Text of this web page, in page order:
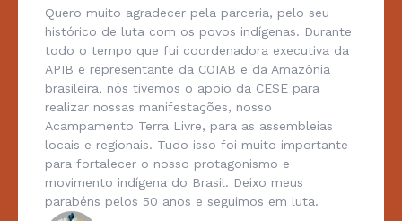
Quero muito agradecer pela parceria, pelo seu
histórico de luta com os povos indígenas. Durante
todo o tempo que fui coordenadora executiva da
APIB e representante da COIAB e da Amazônia
brasileira, nós tivemos o apoio da CESE para
realizar nossas manifestações, nosso
Acampamento Terra Livre, para as assembleias
locais e regionais. Tudo isso foi muito importante
para fortalecer o nosso protagonismo e
movimento indígena do Brasil. Deixo meus
parabéns pelos 50 anos e seguimos em luta.